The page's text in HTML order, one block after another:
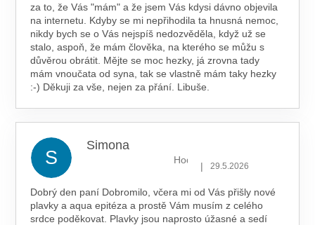
za to, že Vás "mám" a že jsem Vás kdysi dávno objevila
na internetu. Kdyby se mi nepřihodila ta hnusná nemoc,
nikdy bych se o Vás nejspíš nedozvěděla, když už se
stalo, aspoň, že mám člověka, na kterého se můžu s
důvěrou obrátit. Mějte se moc hezky, já zrovna tady
mám vnoučata od syna, tak se vlastně mám taky hezky
:-) Děkuji za vše, nejen za přání. Libuše.
S
Simona
Hodnocení obchodu je 5 z 5
| 29.5.2026
Dobrý den paní Dobromilo, včera mi od Vás přišly nové
plavky a aqua epitéza a prostě Vám musím z celého
srdce poděkovat. Plavky jsou naprosto úžasné a sedí